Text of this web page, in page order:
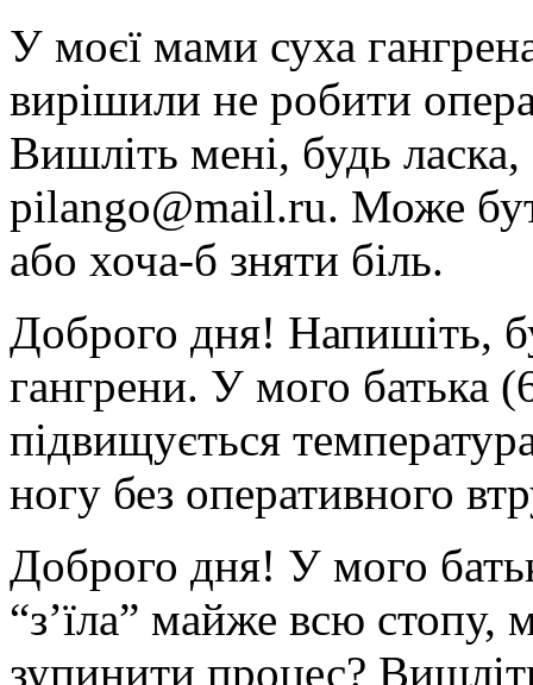
У моєї мами суха
вирішили не робити
Вишліть мені, будь
pilango@mail.ru. Може
або хоча-б зняти біль.
Доброго дня! Напишіть,
гангрени. У мого батька
підвищується
ногу без оперативного
Доброго дня! У мого
“з’їла” майже всю
зупинити процес?